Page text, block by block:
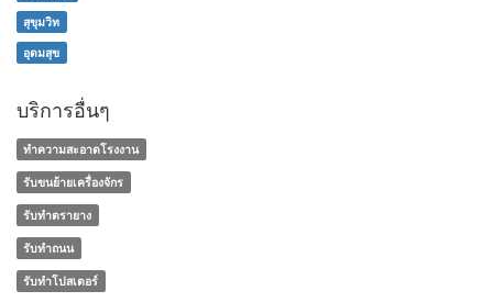
สุขุมวิท
อุดมสุข
บริการอื่นๆ
ทำความสะอาดโรงงาน
รับขนย้ายเครื่องจักร
รับทำตรายาง
รับทำถนน
รับทำโปสเตอร์